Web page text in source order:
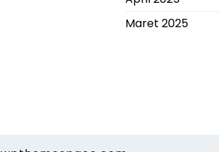
Maret 2025